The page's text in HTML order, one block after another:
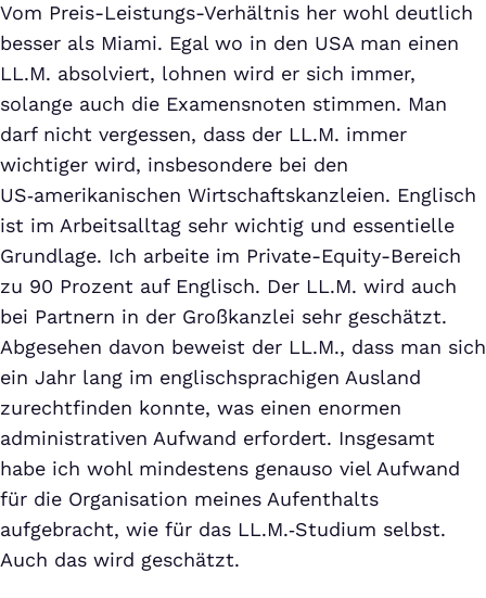
Vom Preis-Leistungs-Verhältnis her wohl deutlich
besser als Miami. Egal wo in den USA man einen
LL.M. absolviert, lohnen wird er sich immer,
solange auch die Examensnoten stimmen. Man
darf nicht vergessen, dass der LL.M. immer
wichtiger wird, insbesondere bei den
US‑amerikanischen Wirtschaftskanzleien. Englisch
ist im Arbeitsalltag sehr wichtig und essentielle
Grundlage. Ich arbeite im Private-Equity-Bereich
zu 90 Prozent auf Englisch. Der LL.M. wird auch
bei Partnern in der Großkanzlei sehr geschätzt.
Abgesehen davon beweist der LL.M., dass man sich
ein Jahr lang im englischsprachigen Ausland
zurechtfinden konnte, was einen enormen
administrativen Aufwand erfordert. Insgesamt
habe ich wohl mindestens genauso viel Aufwand
für die Organisation meines Aufenthalts
aufgebracht, wie für das LL.M.‑Studium selbst.
Auch das wird geschätzt.